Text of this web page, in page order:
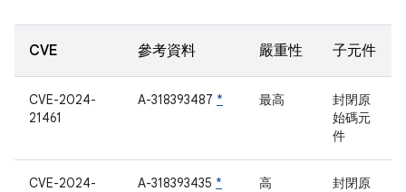
CVE 參考資料 嚴重性 子元件
CVE-2024-
21461
A-318393487 * 最高
封閉原
始碼元
件
CVE-2024-
A-318393435 * 高
封閉原